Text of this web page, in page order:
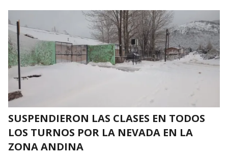
SUSPENDIERON LAS CLASES EN TODOS
LOS TURNOS POR LA NEVADA EN LA
ZONA ANDINA